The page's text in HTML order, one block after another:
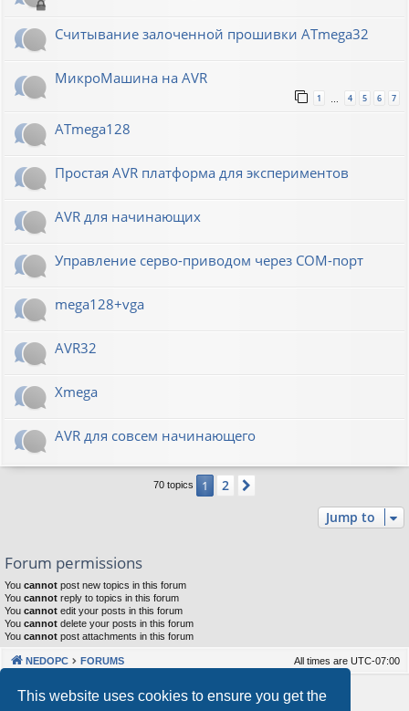
This website uses cookies to ensure you get the
Считывание залоченной прошивки ATmega32
МикроМашина на AVR
1 4 5 6 7
ATmega128
Простая AVR платформа для экспериментов
AVR для начинающих
Управление серво-приводом через COM-порт
mega128+vga
AVR32
Xmega
AVR для совсем начинающего
70 topics 1 2
Jump to
Forum permissions
You cannot post new topics in this forum
You cannot reply to topics in this forum
You cannot edit your posts in this forum
You cannot delete your posts in this forum
You cannot post attachments in this forum
NEDOPC FORUMS All times are UTC-07:00
Powered byphpBB® Forum Software © phpBB Limited